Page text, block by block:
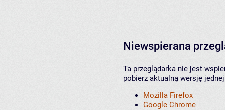
Niewspierana
Ta przeglądarka nie jest
pobierz aktualną wersję
Mozilla Firefox
Google Chrome